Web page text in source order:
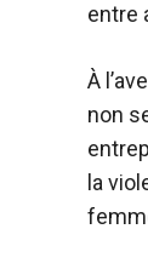
entre
À
non
la